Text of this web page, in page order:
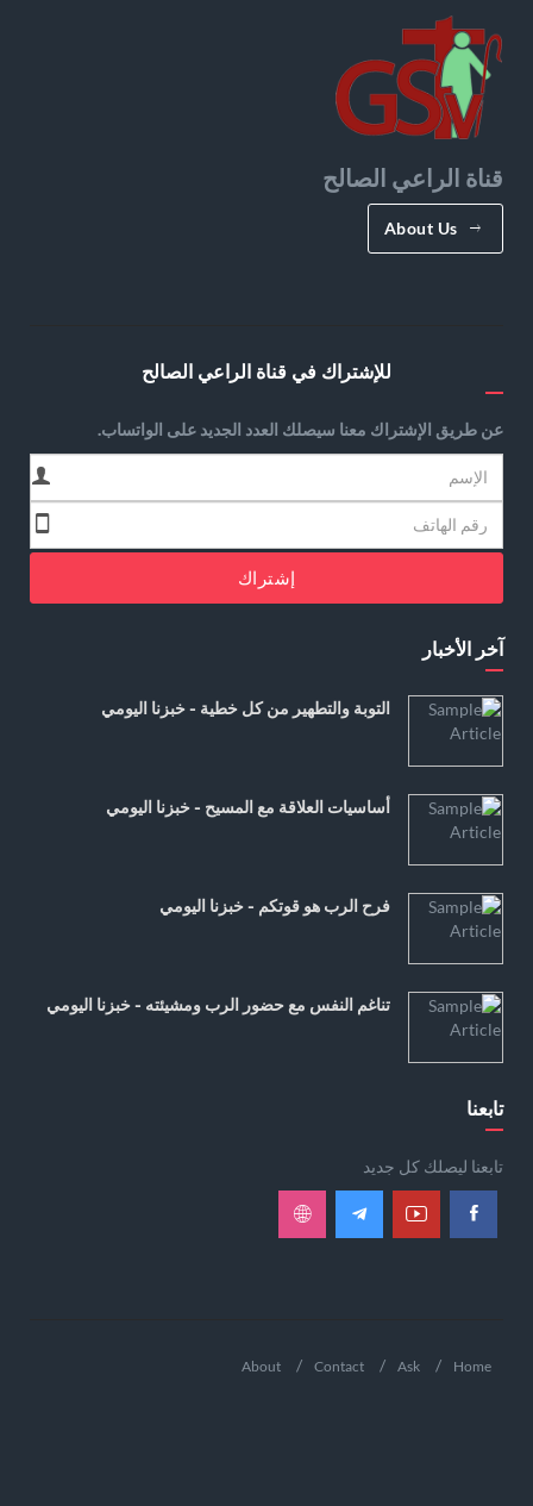
قناة الراعي الصالح
About Us
للإشتراك في قناة الراعي الصالح
عن طريق الإشتراك معنا سيصلك العدد الجديد على الواتساب.
إشتراك
آخر الأخبار
التوبة والتطهير من كل خطية - خبزنا اليومي
أساسيات العلاقة مع المسيح - خبزنا اليومي
فرح الرب هو قوتكم - خبزنا اليومي
تناغم النفس مع حضور الرب ومشيئته - خبزنا اليومي
تابعنا
تابعنا ليصلك كل جديد
Home
Ask
Contact
About